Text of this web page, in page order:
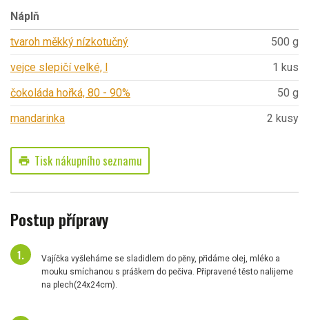
Náplň
tvaroh měkký nízkotučný
500 g
vejce slepičí velké, l
1 kus
čokoláda hořká, 80 - 90%
50 g
mandarinka
2 kusy
print Tisk nákupního seznamu
Postup přípravy
Vajíčka vyšleháme se sladidlem do pěny, přidáme olej, mléko a
mouku smíchanou s práškem do pečiva. Připravené těsto nalijeme
na plech(24x24cm).